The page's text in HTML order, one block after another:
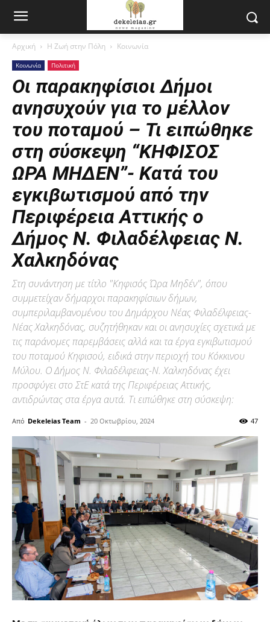
Αρχική Η Ζωή στην Πόλη Κοινωνία
Κοινωνία Πολιτική
Οι παρακηφίσιοι Δήμοι
ανησυχούν για το μέλλον
του ποταμού – Τι ειπώθηκε
στη σύσκεψη “ΚΗΦΙΣΟΣ
ΩΡΑ ΜΗΔΕΝ”- Κατά του
εγκιβωτισμού από την
Περιφέρεια Αττικής ο
Δήμος Ν. Φιλαδέλφειας Ν.
Χαλκηδόνας
Στη συνάντηση με τίτλο "Κηφισός Ώρα Μηδέν", όπου
συμμετείχαν δήμαρχοι παρακηφίσιων δήμων,
συμπεριλαμβανομένου του Δημάρχου Νέας Φιλαδέλφειας-
Νέας Χαλκηδόνας, συζητήθηκαν και οι ανησυχίες σχετικά με
τις παράνομες παρεμβάσεις αλλά και τα έργα εγκιβωτισμού
του ποταμού Κηφισού, ειδικά στην περιοχή του Κόκκινου
Μύλου. Ο Δήμος Ν. Φιλαδέλφειας-Ν. Χαλκηδόνας έχει
προσφύγει στο ΣτΕ κατά της Περιφέρειας Αττικής,
αντιδρώντας στα έργα αυτά. Τι ειπώθηκε στη σύσκεψη:
Από Dekeleias Team - 20 Οκτωβρίου, 2024 47